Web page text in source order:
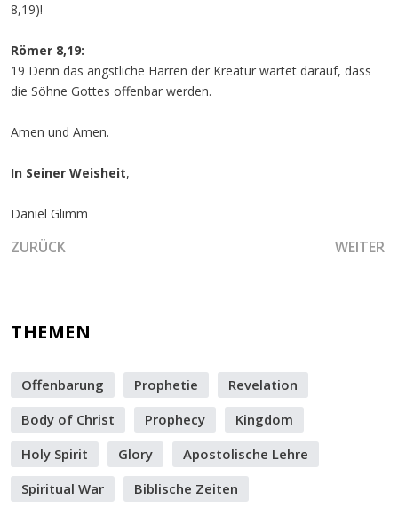
8,19)!
Römer 8,19:
19 Denn das ängstliche Harren der Kreatur wartet darauf, dass
die Söhne Gottes offenbar werden.
Amen und Amen.
In Seiner Weisheit,
Daniel Glimm
VORHERIGER BEITRAG: DIE GROSSE ALIJA
ZURÜCK WEITER
THEMEN
Offenbarung Prophetie
Revelation
Body of Christ
Prophecy
Kingdom
Holy Spirit
Glory
Apostolische Lehre
Spiritual War
Biblische Zeiten